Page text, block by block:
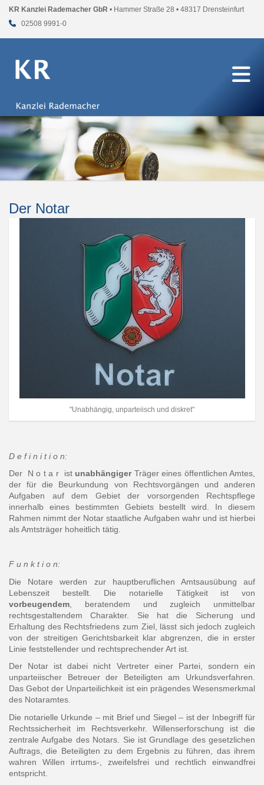
KR Kanzlei Rademacher GbR • Hammer Straße 28 • 48317 Drensteinfurt
02508 9991-0
Der Notar
"Unabhängig, unparteiisch und diskret"
D e f i n i t i o n:
Der N o t a r ist unabhängigerTräger eines öffentlichen Amtes,
der für die Beurkundung von Rechtsvorgängen und anderen
Aufgaben auf dem Gebiet der vorsorgenden Rechtspflege
innerhalb eines bestimmten Gebiets bestellt wird. In diesem
Rahmen nimmt der Notar staatliche Aufgaben wahr und ist hierbei
als Amtsträger hoheitlich tätig.
F u n k t i o n:
Die Notare werden zur hauptberuflichen Amtsausübung auf
Lebenszeit bestellt. Die notarielle Tätigkeit ist von
vorbeugendem , beratendem und zugleich unmittelbar
rechtsgestaltendem Charakter. Sie hat die Sicherung und
Erhaltung des Rechtsfriedens zum Ziel, lässt sich jedoch zugleich
von der streitigen Gerichtsbarkeit klar abgrenzen, die in erster
Linie feststellender und rechtsprechender Art ist.
Der Notar ist dabei nicht Vertreter einer Partei, sondern ein
unparteiischer Betreuer der Beteiligten am Urkundsverfahren.
Das Gebot der Unparteilichkeit ist ein prägendes Wesensmerkmal
des Notaramtes.
Die notarielle Urkunde – mit Brief und Siegel – ist der Inbegriff für
Rechtssicherheit im Rechtsverkehr. Willenserforschung ist die
zentrale Aufgabe des Notars. Sie ist Grundlage des gesetzlichen
Auftrags, die Beteiligten zu dem Ergebnis zu führen, das ihrem
wahren Willen irrtums-, zweifelsfrei und rechtlich einwandfrei
entspricht.